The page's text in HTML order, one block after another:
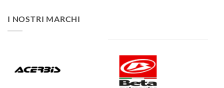
I NOSTRI MARCHI